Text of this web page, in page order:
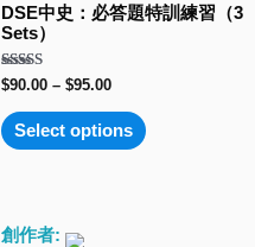
out
of
5
DSE中史：必答題特訓練習（3
Sets）
Rated
5.00
out of 5
$90.00 – $95.00
Select options
創作者: